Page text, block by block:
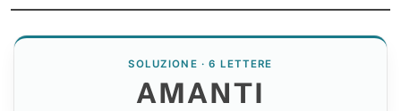
SOLUZIONE · 6 LETTERE
AMANTI